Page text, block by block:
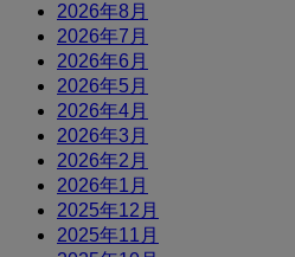
2026年8月
2026年7月
2026年6月
2026年5月
2026年4月
2026年3月
2026年2月
2026年1月
2025年12月
2025年11月